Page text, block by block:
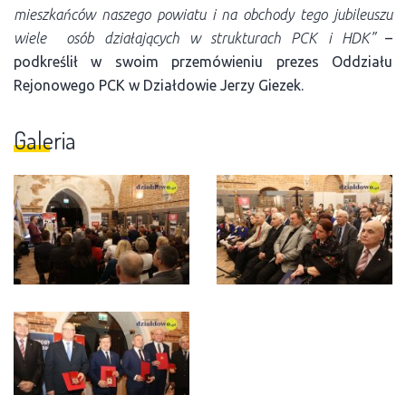
mieszkańców naszego powiatu i na obchody tego jubileuszu
wiele osób działających w strukturach PCK i HDK”–
podkreślił w swoim przemówieniu prezes Oddziału
Rejonowego PCK w Działdowie Jerzy Giezek.
Galeria